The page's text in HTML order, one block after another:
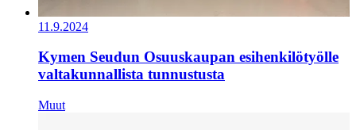
11.9.2024
Kymen Seudun Osuuskaupan esihenkilötyölle
valtakunnallista tunnustusta
Muut